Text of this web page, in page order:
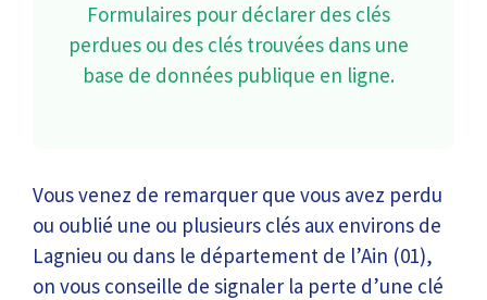
Formulaires pour déclarer des clés
perdues ou des clés trouvées dans une
base de données publique en ligne.
Vous venez de remarquer que vous avez perdu
ou oublié une ou plusieurs clés aux environs de
Lagnieu ou dans le département de l’Ain (01),
on vous conseille de signaler la perte d’une clé